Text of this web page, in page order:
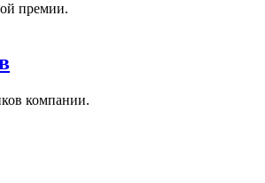
премии.
компании.